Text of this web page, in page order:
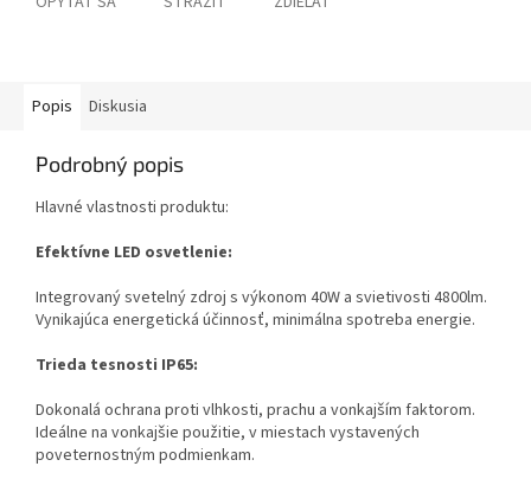
Popis Diskusia
Podrobný popis
Hlavné vlastnosti produktu:
Efektívne LED osvetlenie:
Integrovaný svetelný zdroj s výkonom 40W a svietivosti 4800lm.
Vynikajúca energetická účinnosť, minimálna spotreba energie.
Trieda tesnosti IP65:
Dokonalá ochrana proti vlhkosti, prachu a vonkajším faktorom.
Ideálne na vonkajšie použitie, v miestach vystavených
poveternostným podmienkam.